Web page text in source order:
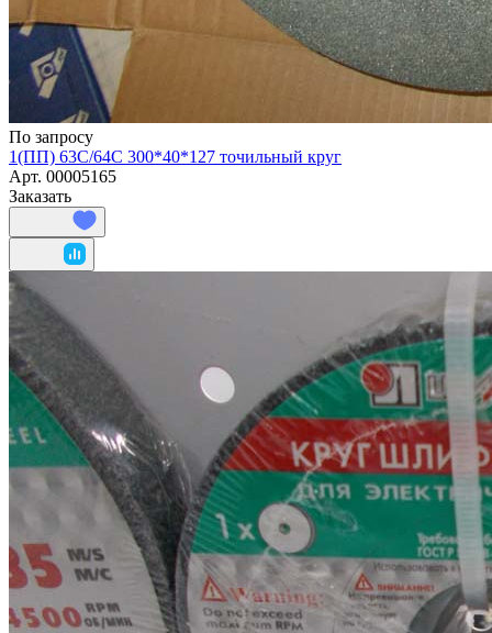
По запросу
1(ПП) 63С/64C 300*40*127 точильный круг
Арт. 00005165
Заказать